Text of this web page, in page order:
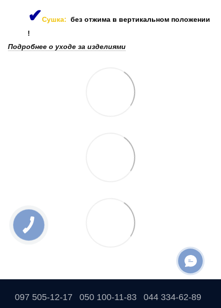
✔Сушка: без отжима в вертикальном положении
!
Подробнее о уходе за изделиями
097 505-12-17 050 100-11-83 044 334-62-89